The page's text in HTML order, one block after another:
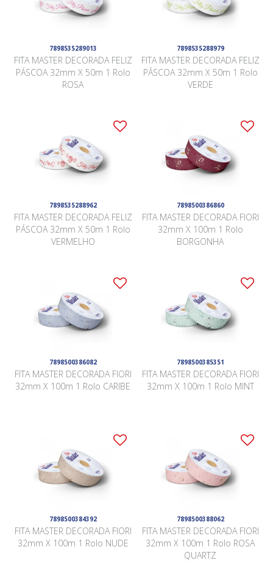
7898535289013
FITA MASTER DECORADA FELIZ
PÁSCOA 32mm X 50m 1 Rolo
ROSA
7898535288979
FITA MASTER DECORADA FELIZ
PÁSCOA 32mm X 50m 1 Rolo
VERDE
7898535288962
FITA MASTER DECORADA FELIZ
PÁSCOA 32mm X 50m 1 Rolo
VERMELHO
7898500386860
FITA MASTER DECORADA FIORI
32mm X 100m 1 Rolo
BORGONHA
7898500386082
FITA MASTER DECORADA FIORI
32mm X 100m 1 Rolo CARIBE
7898500385351
FITA MASTER DECORADA FIORI
32mm X 100m 1 Rolo MINT
7898500384392
FITA MASTER DECORADA FIORI
32mm X 100m 1 Rolo NUDE
7898500388062
FITA MASTER DECORADA FIORI
32mm X 100m 1 Rolo ROSA
QUARTZ